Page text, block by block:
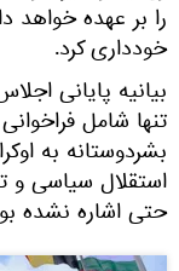
را بر عهده خواهد
خودداری کرد.
بیانیه پایانی
تنها شامل
بشردوستانه به
استقلال سیاسی و
حتی اشاره نشده